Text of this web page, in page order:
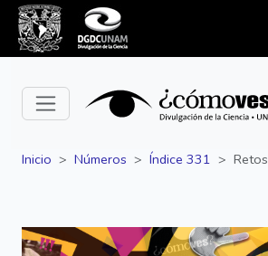
Inicio Números Índice 331 Retos